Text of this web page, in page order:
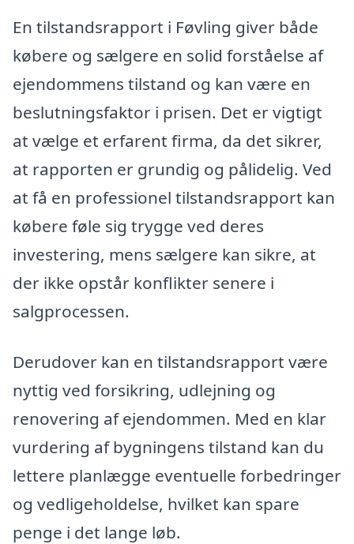
En tilstandsrapport i Føvling giver både
købere og sælgere en solid forståelse af
ejendommens tilstand og kan være en
beslutningsfaktor i prisen. Det er vigtigt
at vælge et erfarent firma, da det sikrer,
at rapporten er grundig og pålidelig. Ved
at få en professionel tilstandsrapport kan
købere føle sig trygge ved deres
investering, mens sælgere kan sikre, at
der ikke opstår konflikter senere i
salgprocessen.
Derudover kan en tilstandsrapport være
nyttig ved forsikring, udlejning og
renovering af ejendommen. Med en klar
vurdering af bygningens tilstand kan du
lettere planlægge eventuelle forbedringer
og vedligeholdelse, hvilket kan spare
penge i det lange løb.